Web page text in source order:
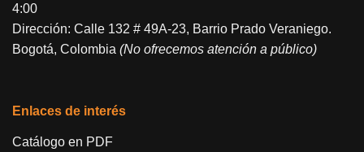
4:00
Dirección: Calle 132 # 49A-23, Barrio Prado Veraniego.
Bogotá, Colombia (No ofrecemos atención a público)
Enlaces de interés
Catálogo en PDF